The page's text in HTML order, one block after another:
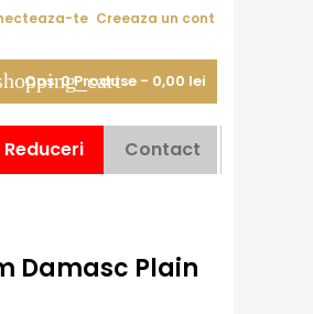
te Creeaza un cont
Cos:0Produse - 0,00 lei
Reduceri Contact
Damasc Plain